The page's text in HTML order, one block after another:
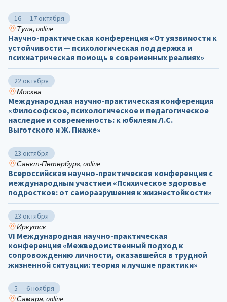
16 — 17 октября
Тула, online
Научно-практическая конференция «От уязвимости к
устойчивости — психологическая поддержка и
психиатрическая помощь в современных реалиях»
22 октября
Москва
Международная научно-практическая конференция
«Философское, психологическое и педагогическое
наследие и современность: к юбилеям Л.С.
Выготского и Ж. Пиаже»
23 октября
Санкт-Петербург, online
Всероссийская научно-практическая конференция с
международным участием «Психическое здоровье
подростков: от саморазрушения к жизнестойкости»
23 октября
Иркутск
VI Международная научно-практическая
конференция «Межведомственный подход к
сопровождению личности, оказавшейся в трудной
жизненной ситуации: теория и лучшие практики»
5 — 6 ноября
Самара, online